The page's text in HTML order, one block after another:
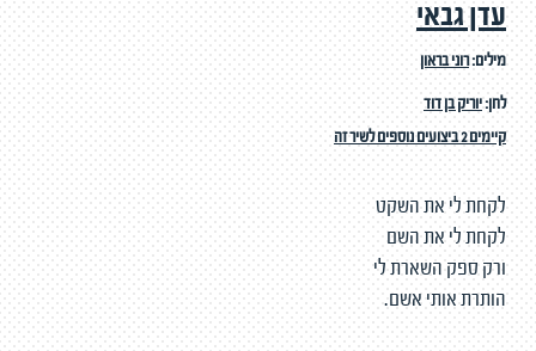
עדן גבאי
מילים:רוני בראון
לחן:יוריק בן דוד
קיימים 2 ביצועים נוספים לשיר זה
לקחת לי את השקט
לקחת לי את השם
ורק ספק השארת לי
הותרת אותי אשם.